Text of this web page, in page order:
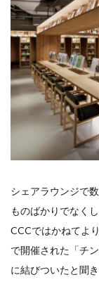
シェアラウンジで
ものばかりでなく
CCCではかねてよ
で開催された「チ
に結びついたと聞き